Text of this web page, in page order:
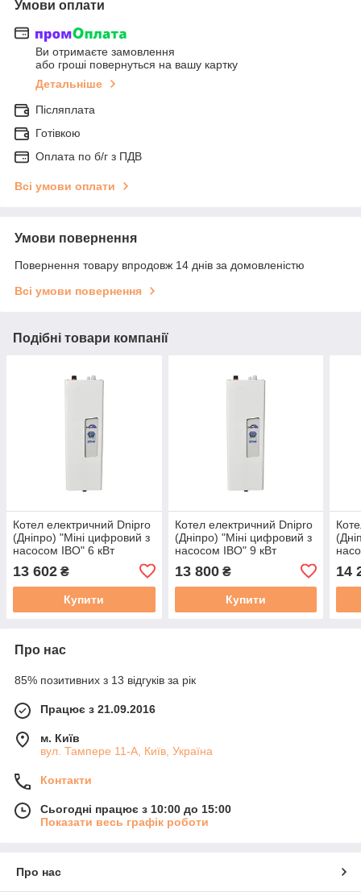
Умови оплати
Ви отримаєте замовлення
або гроші повернуться на вашу картку
Детальніше
Післяплата
Готівкою
Оплата по б/г з ПДВ
Всі умови оплати
Умови повернення
Повернення товару впродовж 14 днів за домовленістю
Всі умови повернення
Подібні товари компанії
Котел електричний Dnipro
(Дніпро) "Міні цифровий з
насосом IBO" 6 кВт
13 602 ₴
Купити
Котел електричний Dnipro
(Дніпро) "Міні цифровий з
насосом IBO" 9 кВт
13 800₴
Купити
14
Про нас
85% позитивних з 13 відгуків за рік
Працює з 21.09.2016
м. Київ
вул. Тампере 11-А, Київ, Україна
Контакти
Сьогодні працює з 10:00 до 15:00
Показати весь графік роботи
Про нас